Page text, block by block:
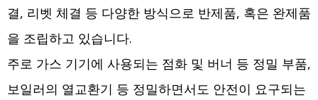
결, 리벳 체결 등 다양한 방식으로 반제품, 혹은 완제품
을 조립하고 있습니다.
주로 가스 기기에 사용되는 점화 및 버너 등 정밀 부품,
보일러의 열교환기 등 정밀하면서도 안전이 요구되는